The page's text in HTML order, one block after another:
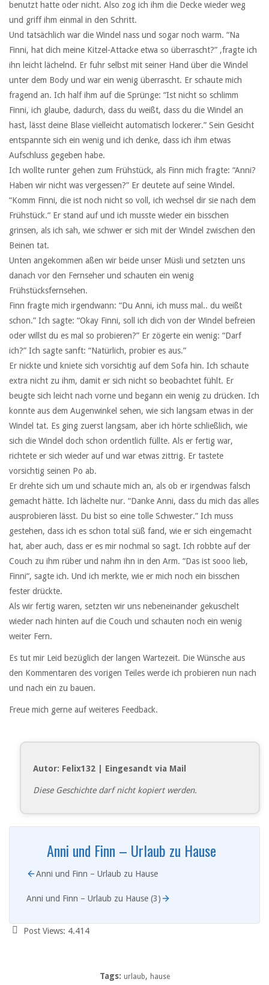
benutzt hatte oder nicht. Also zog ich ihm die Decke wieder weg
und griff ihm einmal in den Schritt.
Und tatsächlich war die Windel nass und sogar noch warm. “Na
Finni, hat dich meine Kitzel-Attacke etwa so überrascht?” ,fragte ich
ihn leicht lächelnd. Er fuhr selbst mit seiner Hand über die Windel
unter dem Body und war ein wenig überrascht. Er schaute mich
fragend an. Ich half ihm auf die Sprünge: “Ist nicht so schlimm
Finni, ich glaube, dadurch, dass du weißt, dass du die Windel an
hast, lässt deine Blase vielleicht automatisch lockerer.” Sein Gesicht
entspannte sich ein wenig und ich denke, dass ich ihm etwas
Aufschluss gegeben habe.
Ich wollte runter gehen zum Frühstück, als Finn mich fragte: “Anni?
Haben wir nicht was vergessen?” Er deutete auf seine Windel.
“Komm Finni, die ist noch nicht so voll, ich wechsel dir sie nach dem
Frühstück.“ Er stand auf und ich musste wieder ein bisschen
grinsen, als ich sah, wie schwer er sich mit der Windel zwischen den
Beinen tat.
Unten angekommen aßen wir beide unser Müsli und setzten uns
danach vor den Fernseher und schauten ein wenig
Frühstücksfernsehen.
Finn fragte mich irgendwann: “Du Anni, ich muss mal.. du weißt
schon.” Ich sagte: “Okay Finni, soll ich dich von der Windel befreien
oder willst du es mal so probieren?” Er zögerte ein wenig: “Darf
ich?” Ich sagte sanft: “Natürlich, probier es aus.”
Er nickte und kniete sich vorsichtig auf dem Sofa hin. Ich schaute
extra nicht zu ihm, damit er sich nicht so beobachtet fühlt. Er
beugte sich leicht nach vorne und begann ein wenig zu drücken. Ich
konnte aus dem Augenwinkel sehen, wie sich langsam etwas in der
Windel tat. Es ging zuerst langsam, aber ich hörte schließlich, wie
sich die Windel doch schon ordentlich füllte. Als er fertig war,
richtete er sich wieder auf und war etwas zittrig. Er tastete
vorsichtig seinen Po ab.
Er drehte sich um und schaute mich an, als ob er irgendwas falsch
gemacht hätte. Ich lächelte nur. “Danke Anni, dass du mich das alles
ausprobieren lässt. Du bist so eine tolle Schwester.” Ich muss
gestehen, dass ich es schon total süß fand, wie er sich eingemacht
hat, aber auch, dass er es mir nochmal so sagt. Ich robbte auf der
Couch zu ihm rüber und nahm ihn in den Arm. “Das ist sooo lieb,
Finni“, sagte ich. Und ich merkte, wie er mich noch ein bisschen
fester drückte.
Als wir fertig waren, setzten wir uns nebeneinander gekuschelt
wieder nach hinten auf die Couch und schauten noch ein wenig
weiter Fern.
Es tut mir Leid bezüglich der langen Wartezeit. Die Wünsche aus
den Kommentaren des vorigen Teiles werde ich probieren nun nach
und nach ein zu bauen.
Freue mich gerne auf weiteres Feedback.
Autor: Felix132 | Eingesandt via Mail
Diese Geschichte darf nicht kopiert werden.
Anni und Finn – Urlaub zu Hause
Anni und Finn – Urlaub zu Hause
Anni und Finn – Urlaub zu Hause (3)
Post Views: 4.414
Tags: urlaub, hause